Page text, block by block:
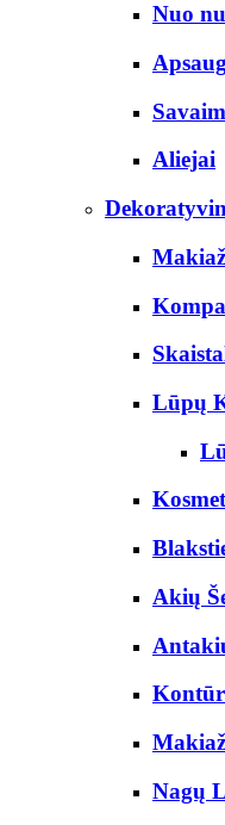
Nuo
Aliejai
Lūpų
Akių
Nagų